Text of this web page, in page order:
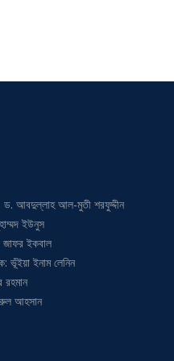
ড. আবদুল্লাহ আল-মুতী শরফুদ্দীন
ইউনুস
জাফর ইকবাল
ভূঁইয়া ইনাম লেনিন
রহমান
আহসান